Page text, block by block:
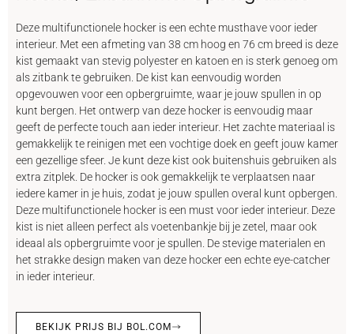
Deze multifunctionele hocker is een echte musthave voor ieder
interieur. Met een afmeting van 38 cm hoog en 76 cm breed is deze
kist gemaakt van stevig polyester en katoen en is sterk genoeg om
als zitbank te gebruiken. De kist kan eenvoudig worden
opgevouwen voor een opbergruimte, waar je jouw spullen in op
kunt bergen. Het ontwerp van deze hocker is eenvoudig maar
geeft de perfecte touch aan ieder interieur. Het zachte materiaal is
gemakkelijk te reinigen met een vochtige doek en geeft jouw kamer
een gezellige sfeer. Je kunt deze kist ook buitenshuis gebruiken als
extra zitplek. De hocker is ook gemakkelijk te verplaatsen naar
iedere kamer in je huis, zodat je jouw spullen overal kunt opbergen.
Deze multifunctionele hocker is een must voor ieder interieur. Deze
kist is niet alleen perfect als voetenbankje bij je zetel, maar ook
ideaal als opbergruimte voor je spullen. De stevige materialen en
het strakke design maken van deze hocker een echte eye-catcher
in ieder interieur.
BEKIJK PRIJS BIJ BOL.COM